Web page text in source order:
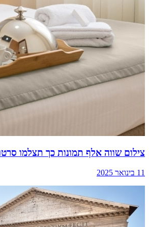
צילום שווה אלף תמונות כך תצלמו
11 בינואר 2025